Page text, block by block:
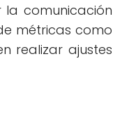
comunicación
métricas como
realizar ajustes